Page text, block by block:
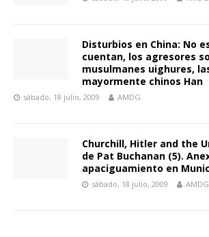
Disturbios en China: No
cuentan, los agresores
musulmanes uighures,
mayormente chinos Han
sábado, 18 julio, 2009 AMDG
Churchill, Hitler and the
de Pat Buchanan (5).
apaciguamiento en
sábado, 18 julio, 2009 AMDG